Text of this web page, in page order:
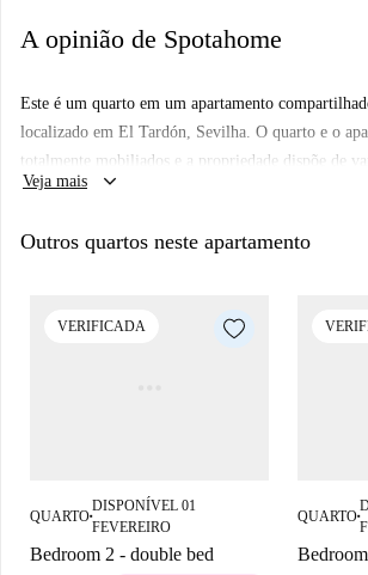
A opinião de Spotahome
Este é um quarto em um apartamento
localizado em El Tardón, Sevilha. O quarto e o
totalmente mobiliados e a propriedade dispõe de
estudantes, esta residência é perfeita para começar
garantir uma estadia confortável.
comodidades. Nas proximidades, você encontrará
uma famosa atração turística, bem como
Veja mais keyboard_arrow_down
Outros quartos neste apartamento
VERIFICADA
QUARTO■
DISPONÍVEL 01
FEVEREIRO
Bedroom 2 - double bed
QUARTO■